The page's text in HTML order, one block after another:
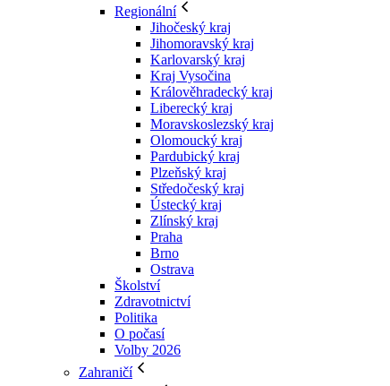
Regionální
Jihočeský kraj
Jihomoravský kraj
Karlovarský kraj
Kraj Vysočina
Králověhradecký kraj
Liberecký kraj
Moravskoslezský kraj
Olomoucký kraj
Pardubický kraj
Plzeňský kraj
Středočeský kraj
Ústecký kraj
Zlínský kraj
Praha
Brno
Ostrava
Školství
Zdravotnictví
Politika
O počasí
Volby 2026
Zahraničí